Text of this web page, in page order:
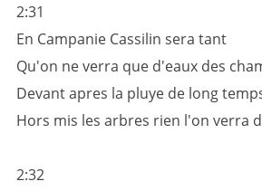
2:31
En Campanie Cassilin sera tant
Qu'on ne verra que d'eaux des
Devant apres la pluye de long
Hors mis les arbres rien l'on verra
2:32